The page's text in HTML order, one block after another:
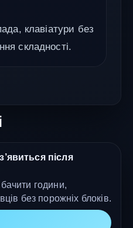
клавіатури без
складності.
після
години,
без порожніх блоків.